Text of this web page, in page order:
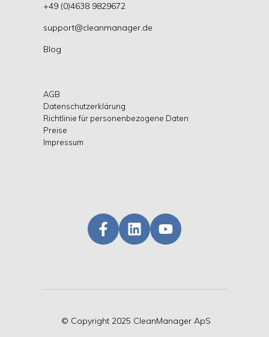
+49 (0)4638 9829672
support@cleanmanager.de
Blog
AGB
Datenschutzerklärung
Richtlinie für personenbezogene Daten
Preise
Impressum
© Copyright 2025 CleanManager ApS